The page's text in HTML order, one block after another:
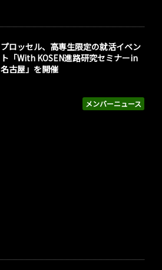
メンバーニュース
プロッセル、高専生限定の就活イベン
ト「With KOSEN進路研究セミナーin
名古屋」を開催